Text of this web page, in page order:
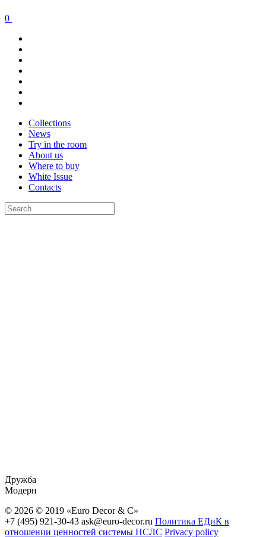
0
Collections
News
Try in the room
About us
Where to buy
White Issue
Contacts
Дружба
Модерн
© 2026 © 2019 «Euro Decor & C»
+7 (495) 921-30-43 ask@euro-decor.ru Политика ЕДиК в
отношении ценностей системы НСЛС Privacy policy